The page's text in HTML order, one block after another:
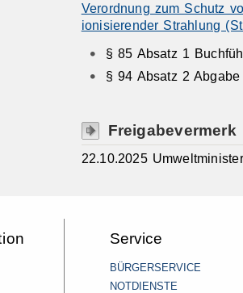
Verordnung zum Schutz
ionisierender Strahlung
§ 85 Absatz 1
§ 94 Absatz 2
Freigabevermerk
22.10.2025
Service
BÜRGERSERVICE
NOTDIENSTE